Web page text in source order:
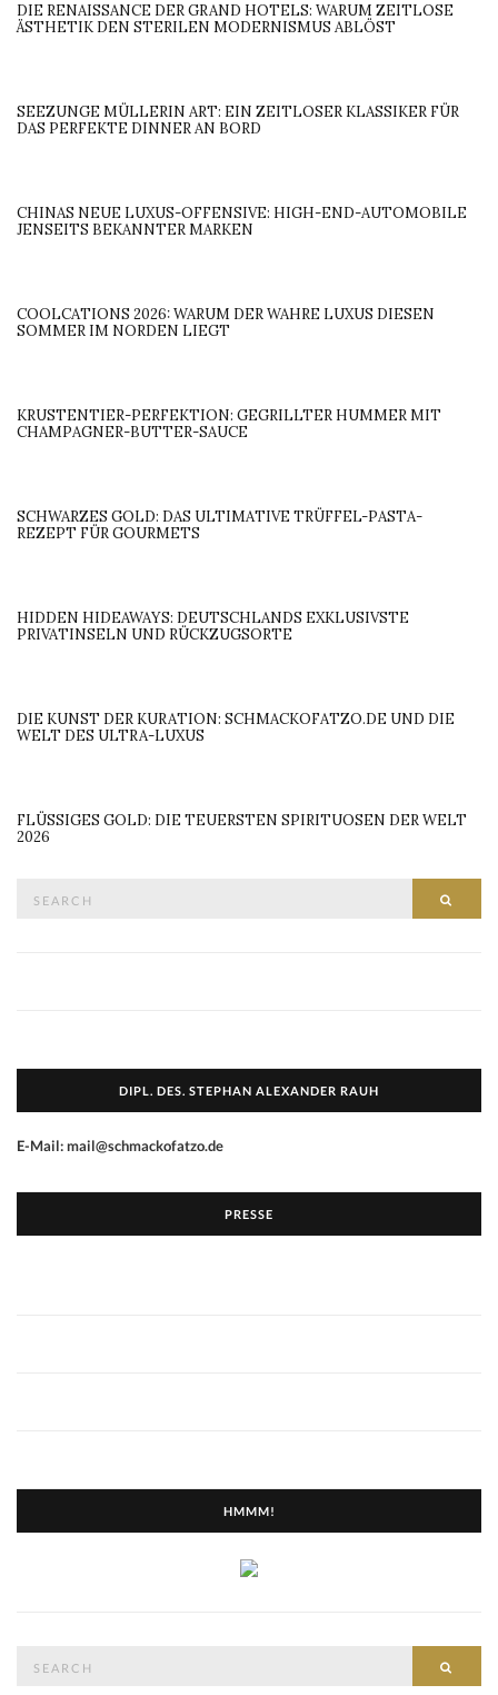
DIE RENAISSANCE DER GRAND HOTELS: WARUM ZEITLOSE
ÄSTHETIK DEN STERILEN MODERNISMUS ABLÖST
SEEZUNGE MÜLLERIN ART: EIN ZEITLOSER KLASSIKER FÜR
DAS PERFEKTE DINNER AN BORD
CHINAS NEUE LUXUS-OFFENSIVE: HIGH-END-AUTOMOBILE
JENSEITS BEKANNTER MARKEN
COOLCATIONS 2026: WARUM DER WAHRE LUXUS DIESEN
SOMMER IM NORDEN LIEGT
KRUSTENTIER-PERFEKTION: GEGRILLTER HUMMER MIT
CHAMPAGNER-BUTTER-SAUCE
SCHWARZES GOLD: DAS ULTIMATIVE TRÜFFEL-PASTA-
REZEPT FÜR GOURMETS
HIDDEN HIDEAWAYS: DEUTSCHLANDS EXKLUSIVSTE
PRIVATINSELN UND RÜCKZUGSORTE
DIE KUNST DER KURATION: SCHMACKOFATZO.DE UND DIE
WELT DES ULTRA-LUXUS
FLÜSSIGES GOLD: DIE TEUERSTEN SPIRITUOSEN DER WELT
2026
DIPL. DES. STEPHAN ALEXANDER RAUH
E-Mail: mail@schmackofatzo.de
PRESSE
HMMM!